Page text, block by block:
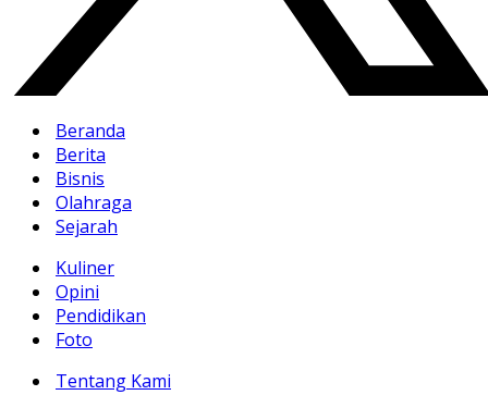
Beranda
Berita
Bisnis
Olahraga
Sejarah
Kuliner
Opini
Pendidikan
Foto
Tentang Kami